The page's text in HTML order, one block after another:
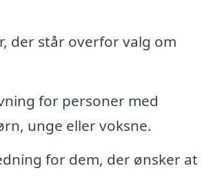
der står overfor valg om
for personer med
unge eller voksne.
for dem, der ønsker at